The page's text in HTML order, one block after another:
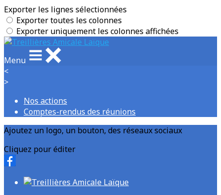
Exporter les lignes sélectionnées
Exporter toutes les colonnes
Exporter uniquement les colonnes affichées
Menu
<
>
Nos actions
Comptes-rendus des réunions
Ajoutez un logo, un bouton, des réseaux sociaux
Cliquez pour éditer